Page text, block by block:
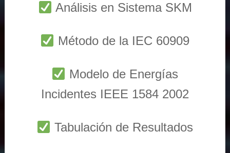
Análisis en Sistema SKM
Método de la IEC 60909
Modelo de Energías
Incidentes IEEE 1584 2002
Tabulación de Resultados